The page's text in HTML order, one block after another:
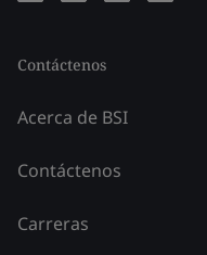
Contáctenos
Acerca de BSI
Contáctenos
Carreras